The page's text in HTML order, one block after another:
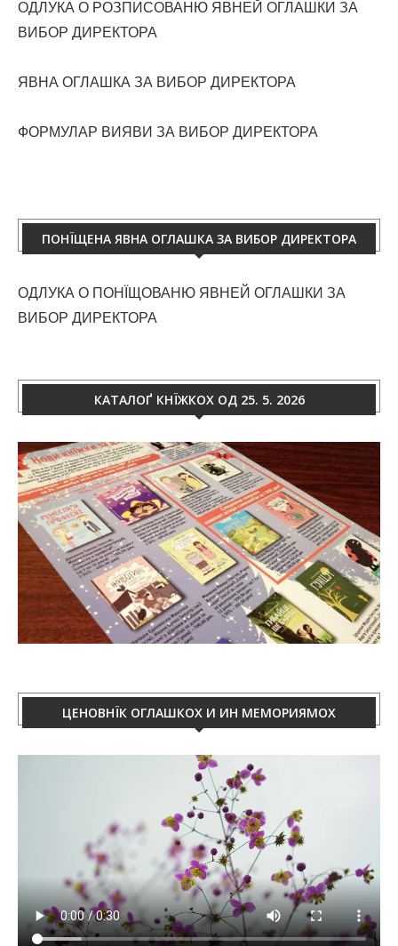
ОДЛУКА О РОЗПИСОВАНЮ ЯВНЕЙ ОГЛАШКИ ЗА
ВИБОР ДИРЕКТОРА
ЯВНА ОГЛАШКА ЗА ВИБОР ДИРЕКТОРА
ФОРМУЛАР ВИЯВИ ЗА ВИБОР ДИРЕКТОРА
ПОНЇЩЕНА ЯВНА ОГЛАШКА ЗА ВИБОР ДИРЕКТОРА
ОДЛУКА О ПОНЇЩОВАНЮ ЯВНЕЙ ОГЛАШКИ ЗА
ВИБОР ДИРЕКТОРА
КАТАЛОҐ КНЇЖКОХ ОД 25. 5. 2026
ЦЕНОВНЇК ОГЛАШКОХ И ИН МЕМОРИЯМОХ